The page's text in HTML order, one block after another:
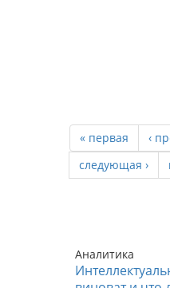
« первая ‹
следующая ›
Аналитика